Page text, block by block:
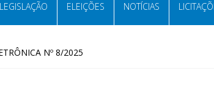
LEGISLAÇÃO ELEIÇÕES NOTÍCIAS
Nº 8/2025